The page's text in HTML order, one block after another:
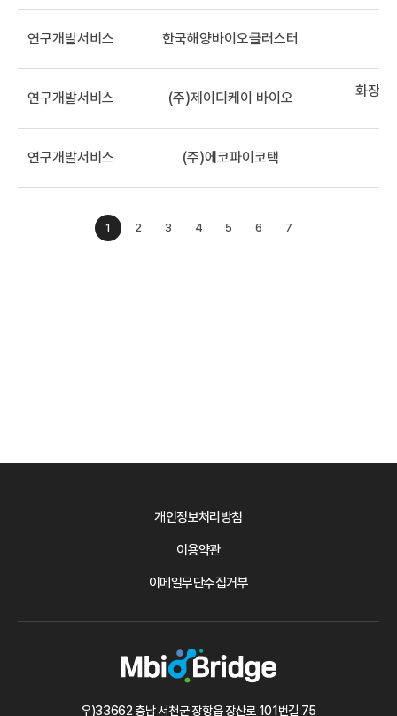
연구개발서비스 한국해양바이오클러스터
연구개발서비스 (주)제이디케이 바이오 화장품
연구개발서비스 (주)에코파이코택
1 2 3 4 5 6 7
개인정보처리방침
이용약관
이메일무단수집거부
우)33662 충남 서천군 장항읍 장산로 101번길 75